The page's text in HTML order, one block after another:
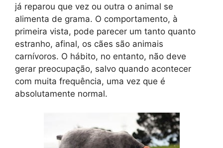
já reparou que vez ou outra o animal se
alimenta de grama. O comportamento, à
primeira vista, pode parecer um tanto quanto
estranho, afinal, os cães são animais
carnívoros. O hábito, no entanto, não deve
gerar preocupação, salvo quando acontecer
com muita frequência, uma vez que é
absolutamente normal.